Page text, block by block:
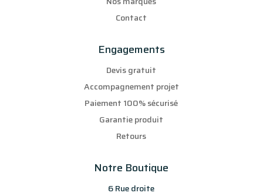
Contact
Engagements
Devis gratuit
Accompagnement projet
Paiement 100% sécurisé
Garantie produit
Retours
Notre Boutique
6 Rue droite